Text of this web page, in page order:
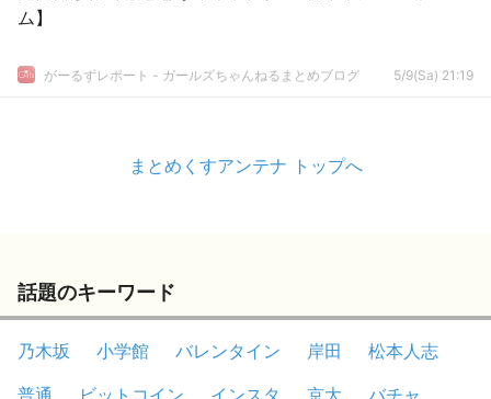
ム】
がーるずレポート - ガールズちゃんねるまとめブログ 5/9(Sa) 21:19
まとめくすアンテナ トップへ
話題のキーワード
乃木坂 小学館 バレンタイン 岸田
松本人志
普通
ビットコイン インスタ 京大
バチャ